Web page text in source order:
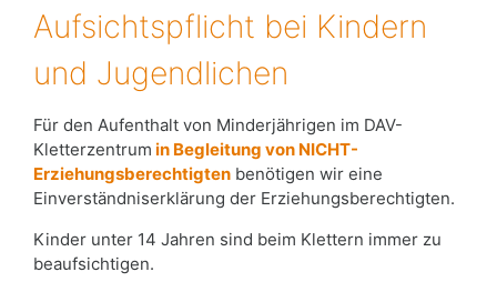
Aufsichtspflicht bei Kindern
und Jugendlichen
Für den Aufenthalt von Minderjährigen im DAV-
Kletterzentrum in Begleitung von NICHT-
Erziehungsberechtigten benötigen wir eine
Einverständniserklärung der Erziehungsberechtigten.
Kinder unter 14 Jahren sind beim Klettern immer zu
beaufsichtigen.